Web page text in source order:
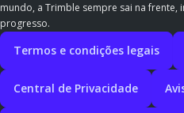
mundo, a Trimble sempre sai na
progresso.
Termos e condições legais
Central de Privacidade